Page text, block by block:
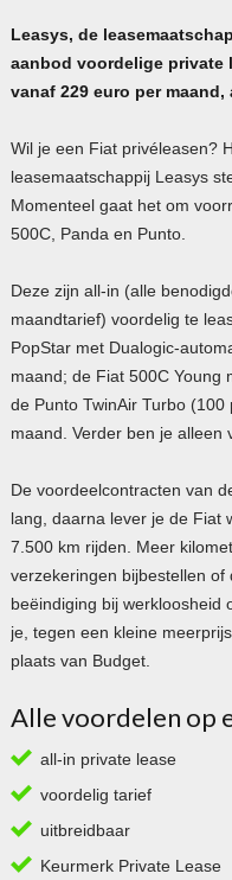
Leasys, de
aanbod voordelige private
vanaf 229 euro per maand,
Wil je een Fiat privéleasen?
leasemaatschappij Leasys
Momenteel gaat het om
500C, Panda en Punto.
Deze zijn all-in (alle
maandtarief) voordelig te
PopStar met Dualogic-
maand; de Fiat 500C Young
de Punto TwinAir Turbo
maand. Verder ben je alleen
De voordeelcontracten van
lang, daarna lever je de Fiat
7.500 km rijden. Meer
verzekeringen bijbestellen
beëindiging bij werkloosheid
je, tegen een kleine
plaats van Budget.
Alle voordelen op
all-in private lease
voordelig tarief
uitbreidbaar
Keurmerk Private Lease